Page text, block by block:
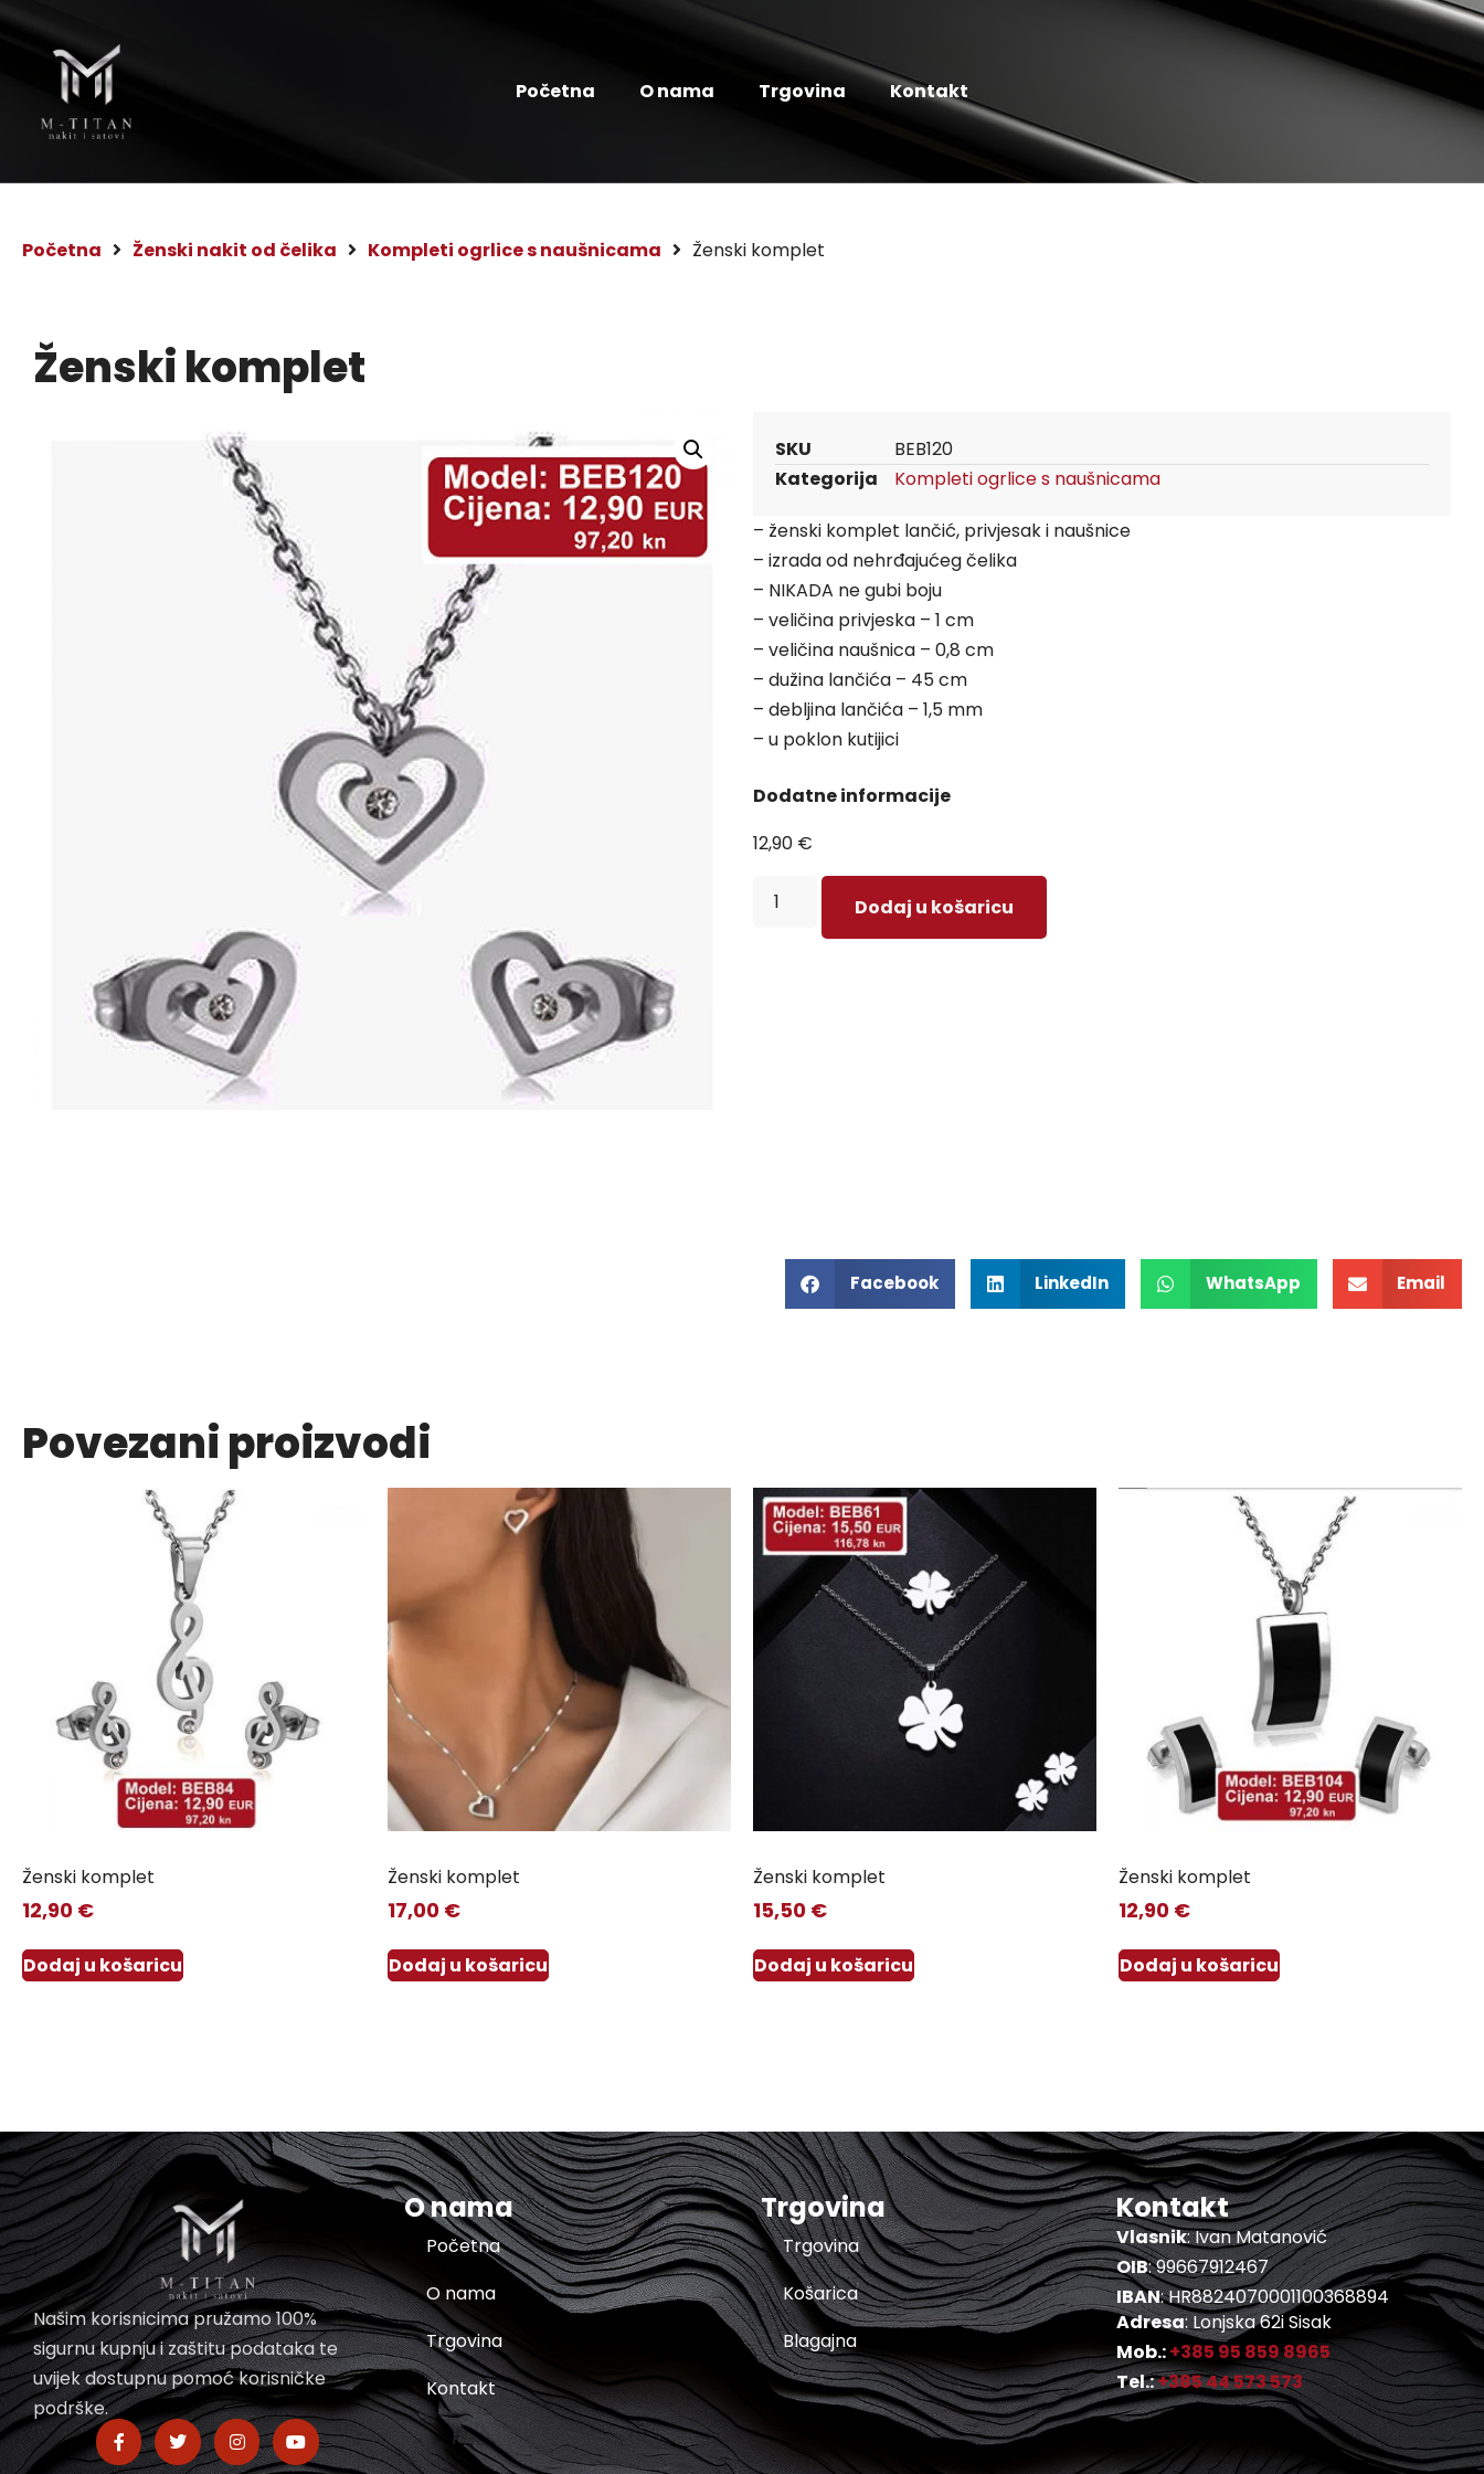
Početna O nama Trgovina Kontakt
Početna Ženski nakit od čelika Kompleti ogrlice s naušnicama Ženski komplet
Ženski komplet
SKU BEB120
Kategorija Kompleti ogrlice s naušnicama
– ženski komplet lančić, privjesak i naušnice
– izrada od nehrđajućeg čelika
– NIKADA ne gubi boju
– veličina privjeska – 1 cm
– veličina naušnica – 0,8 cm
– dužina lančića – 45 cm
– debljina lančića – 1,5 mm
– u poklon kutijici
Dodatne informacije
12,90 €
Dodaj u košaricu
Facebook LinkedIn WhatsApp Email
Povezani proizvodi
Ženski komplet
12,90 €
Dodaj u košaricu
Ženski komplet
17,00 €
Dodaj u košaricu
Ženski komplet
15,50 €
Dodaj u košaricu
Ženski komplet
12,90 €
Dodaj u košaricu
Našim korisnicima pružamo 100%
sigurnu kupnju i zaštitu podataka te
uvijek dostupnu pomoć korisničke
podrške.
O nama
Početna
O nama
Trgovina
Kontakt
Trgovina
Trgovina
Košarica
Blagajna
Kontakt
Vlasnik: Ivan Matanović
OIB: 99667912467
IBAN: HR8824070001100368894
Adresa: Lonjska 62i Sisak
Mob.:+385 95 859 8965
Tel.:+385 44 573 573